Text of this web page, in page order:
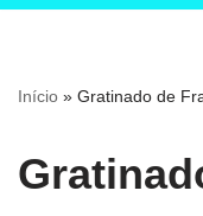
Início » Gratinado de